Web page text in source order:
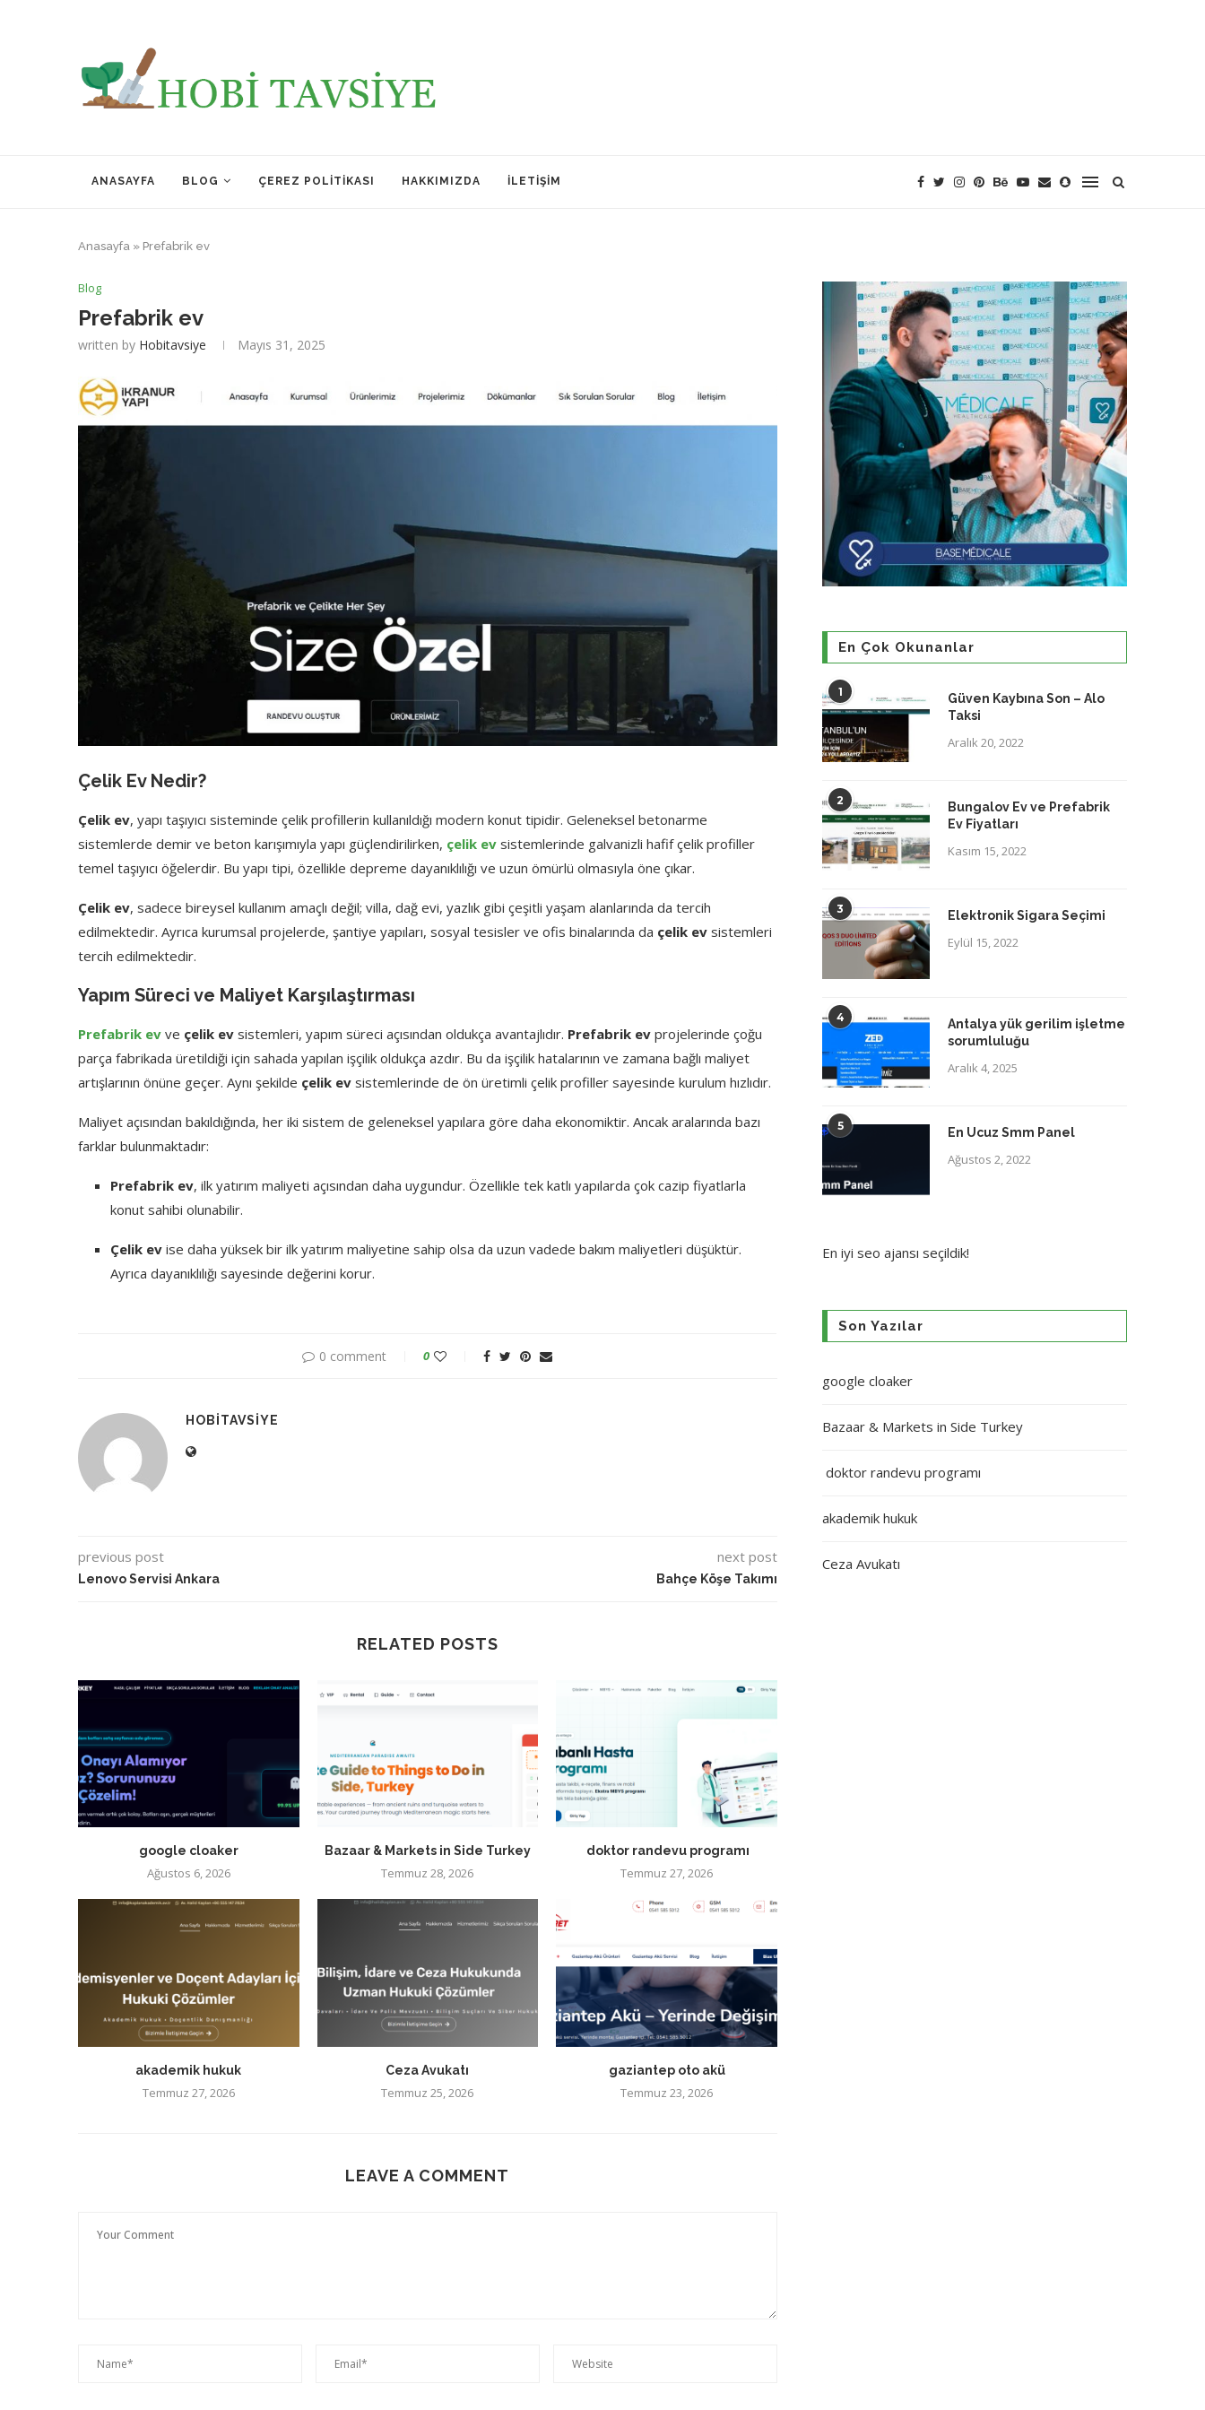
ANASAYFA BLOG ÇEREZ POLITIKASI HAKKIMIZDA İLETIŞIM
Anasayfa » Prefabrik ev
Blog
Prefabrik ev
written by Hobitavsiye Mayıs 31, 2025
Çelik EvNedir?
Çelik ev, yapı taşıyıcı sisteminde çelik profillerin kullanıldığı modern konut tipidir. Geleneksel betonarme
sistemlerde demir ve beton karışımıyla yapı güçlendirilirken, çelik ev sistemlerinde galvanizli hafif çelik profiller
temel taşıyıcı öğelerdir. Bu yapı tipi, özellikle depreme dayanıklılığı ve uzun ömürlü olmasıyla öne çıkar.
Çelik ev, sadece bireysel kullanım amaçlı değil; villa, dağ evi, yazlık gibi çeşitli yaşam alanlarında da tercih
edilmektedir. Ayrıca kurumsal projelerde, şantiye yapıları, sosyal tesisler ve ofis binalarında da çelik ev sistemleri
tercih edilmektedir.
Yapım Süreci ve Maliyet Karşılaştırması
Prefabrik ev ve çelik ev sistemleri, yapım süreci açısından oldukça avantajlıdır. Prefabrik ev projelerinde çoğu
parça fabrikada üretildiği için sahada yapılan işçilik oldukça azdır. Bu da işçilik hatalarının ve zamana bağlı maliyet
artışlarının önüne geçer. Aynı şekilde çelik ev sistemlerinde de ön üretimli çelik profiller sayesinde kurulum hızlıdır.
Maliyet açısından bakıldığında, her iki sistem de geleneksel yapılara göre daha ekonomiktir. Ancak aralarında bazı
farklar bulunmaktadır:
Prefabrik ev, ilk yatırım maliyeti açısından daha uygundur. Özellikle tek katlı yapılarda çok cazip fiyatlarla
konut sahibi olunabilir.
Çelik ev ise daha yüksek bir ilk yatırım maliyetine sahip olsa da uzun vadede bakım maliyetleri düşüktür.
Ayrıca dayanıklılığı sayesinde değerini korur.
0 comment 0
HOBITAVSIYE
previous post
Lenovo Servisi Ankara
next post
Bahçe Köşe Takımı
RELATED POSTS
google cloaker
Ağustos 6, 2026
Bazaar & Markets in Side Turkey
Temmuz 28, 2026
doktor randevu programı
Temmuz 27, 2026
akademik hukuk
Temmuz 27, 2026
Ceza Avukatı
Temmuz 25, 2026
gaziantep oto akü
Temmuz 23, 2026
LEAVE A COMMENT
En Çok Okunanlar
1
Güven Kaybına Son – Alo
Taksi
Aralık 20, 2022
2
Bungalov Ev ve Prefabrik
Ev Fiyatları
Kasım 15, 2022
3 Elektronik Sigara Seçimi
Eylül 15, 2022
4
Antalya yük gerilim işletme
sorumluluğu
Aralık 4, 2025
5 En Ucuz Smm Panel
Ağustos 2, 2022
En iyi seo ajansı seçildik!
Son Yazılar
google cloaker
Bazaar & Markets in Side Turkey
doktor randevu programı
akademik hukuk
Ceza Avukatı